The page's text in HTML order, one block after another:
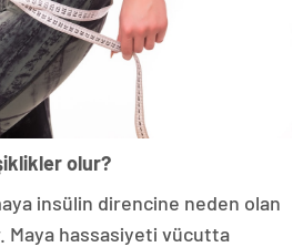
olur?
insülin direncine neden olan
Maya hassasiyeti vücutta